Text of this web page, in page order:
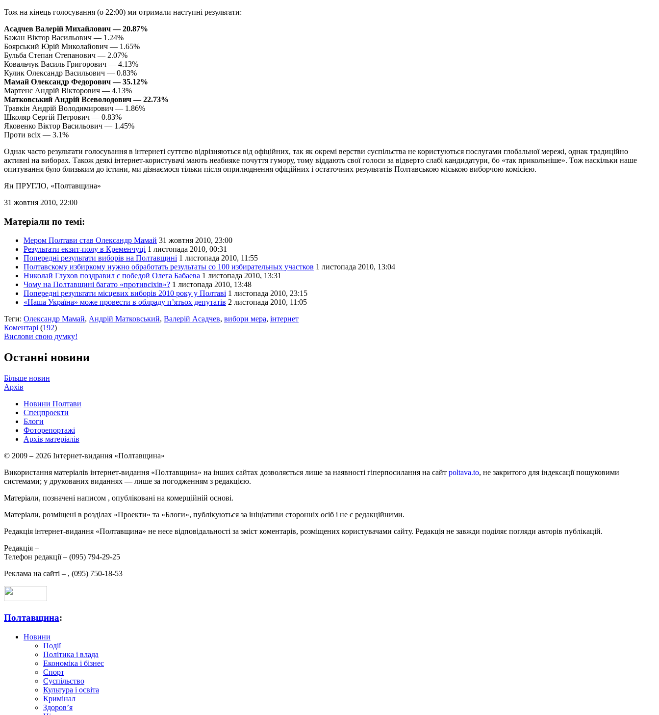
Тож на кінець голосування (о 22:00) ми отримали наступні результати:
Асадчев Валерій Михайлович — 20.87%
Бажан Віктор Васильович — 1.24%
Боярський Юрій Миколайович — 1.65%
Бульба Степан Степанович — 2.07%
Ковальчук Василь Григорович — 4.13%
Кулик Олександр Васильович — 0.83%
Мамай Олександр Федорович — 35.12%
Мартенс Андрій Вікторович — 4.13%
Матковський Андрій Всеволодович — 22.73%
Травкін Андрій Володимирович — 1.86%
Школяр Сергій Петрович — 0.83%
Яковенко Віктор Васильович — 1.45%
Проти всіх — 3.1%
Однак часто результати голосування в інтернеті суттєво відрізняються від офіційних, так як окремі верстви суспільства не користуються послугами глобальної мережі, однак традиційно
активні на виборах. Також деякі інтернет-користувачі мають неабияке почуття гумору, тому віддають свої голоси за відверто слабі кандидатури, бо «так прикольніше». Тож наскільки наше
опитування було близьким до істини, ми дізнаємося тільки після оприлюднення офіційних і остаточних результатів Полтавською міською виборчою комісією.
Ян ПРУГЛО, «Полтавщина»
31 жовтня 2010, 22:00
Матеріали по темі:
Мером Полтави став Олександр Мамай 31 жовтня 2010, 23:00
Результати екзит-полу в Кременчуці 1 листопада 2010, 00:31
Попередні результати виборів на Полтавщині 1 листопада 2010, 11:55
Полтавскому избиркому нужно обработать результаты со 100 избирательных участков 1 листопада 2010, 13:04
Николай Глухов поздравил с победой Олега Бабаева 1 листопада 2010, 13:31
Чому на Полтавщині багато «противсіхів»? 1 листопада 2010, 13:48
Попередні результати місцевих виборів 2010 року у Полтаві 1 листопада 2010, 23:15
«Наша Україна» може провести в облраду п’ятьох депутатів 2 листопада 2010, 11:05
Теги: Олександр Мамай, Андрій Матковський, Валерій Асадчев, вибори мера, інтернет
Коментарі (192)
Вислови свою думку!
Останні новини
Більше новин
Архів
Новини Полтави
Спецпроекти
Блоги
Фоторепортажі
Архів матеріалів
© 2009 – 2026 Інтернет-видання «Полтавщина»
Використання матеріалів інтернет-видання «Полтавщина» на інших сайтах дозволяється лише за наявності гіперпосилання на сайт poltava.to, не закритого для індексації пошуковими
системами; у друкованих виданнях — лише за погодженням з редакцією.
Матеріали, позначені написом , опубліковані на комерційній основі.
Матеріали, розміщені в розділах «Проекти» та «Блоги», публікуються за ініціативи сторонніх осіб і не є редакційними.
Редакція інтернет-видання «Полтавщина» не несе відповідальності за зміст коментарів, розміщених користувачами сайту. Редакція не завжди поділяє погляди авторів публікацій.
Редакція –
Телефон редакції – (095) 794-29-25
Реклама на сайті – , (095) 750-18-53
Полтавщина:
Новини
Події
Політика і влада
Економіка і бізнес
Спорт
Суспільство
Культура і освіта
Кримінал
Здоров’я